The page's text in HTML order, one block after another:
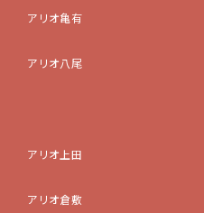
アリオ亀有
アリオ八尾
アリオ上田
アリオ倉敷